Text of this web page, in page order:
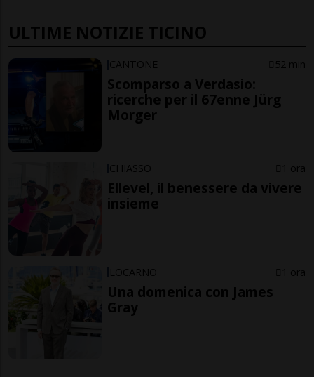
ULTIME NOTIZIE TICINO
CANTONE 52 min
Scomparso a Verdasio:
ricerche per il 67enne Jürg
Morger
CHIASSO 1 ora
Ellevel, il benessere da vivere
insieme
LOCARNO 1 ora
Una domenica con James
Gray